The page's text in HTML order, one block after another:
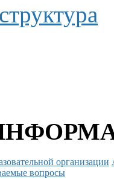
организации
вопросы